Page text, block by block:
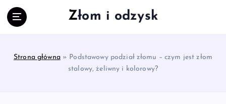
Złom i odzysk
Strona główna» Podstawowy podział złomu – czym jest złom
stalowy, żeliwny i kolorowy?